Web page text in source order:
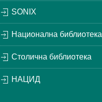
SONIX
Национална библиотека
Столична библиотека
НАЦИД